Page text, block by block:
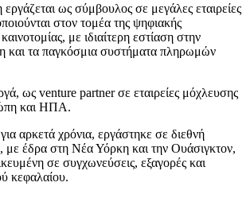
ως σύμβουλος σε μεγάλες εταιρείες
στον τομέα της ψηφιακής
με ιδιαίτερη εστίαση στην
και τα παγκόσμια συστήματα πληρωμών
ως venture partner σε εταιρείες μόχλευσης
και ΗΠΑ.
αρκετά χρόνια, εργάστηκε σε διεθνή
με έδρα στη Νέα Υόρκη και την Ουάσιγκτον,
σε συγχωνεύσεις, εξαγορές και
κεφαλαίου.